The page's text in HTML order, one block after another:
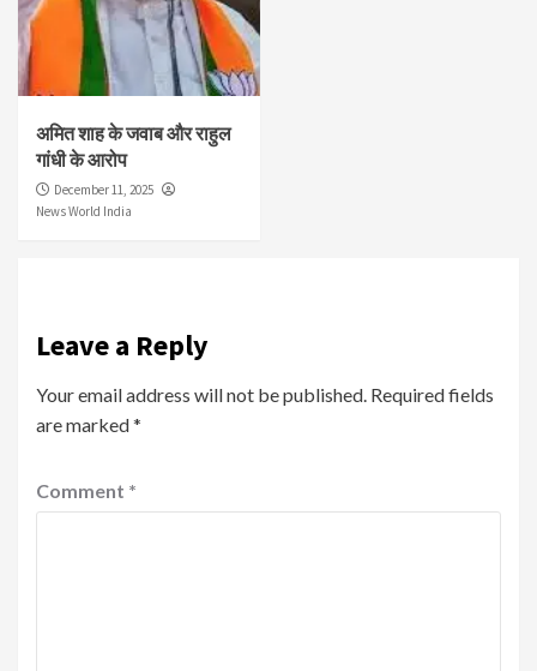
अमित शाह के जवाब और राहुल
गांधी के आरोप
December 11, 2025
News World India
Leave a Reply
Your email address will not be published. Required fields
are marked*
Comment *